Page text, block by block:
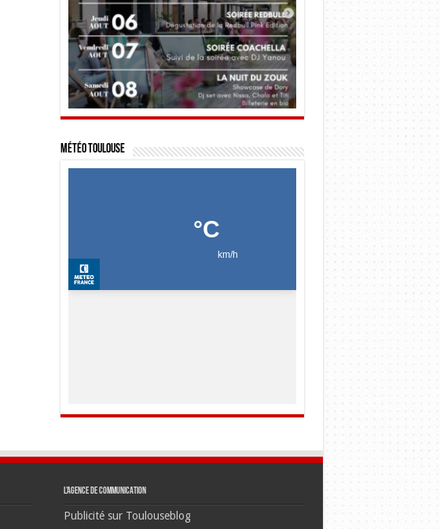
Météo Toulouse
L’agence de communication
Publicité sur Toulouseblog